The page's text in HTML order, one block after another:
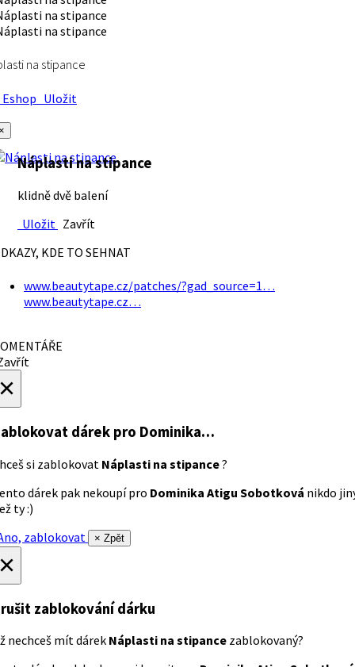
na stipance
Uložit
Náplasti na stipance
klidně dvě balení
Uložit Zavřít
KDE TO SEHNAT
www.beautytape.cz/patches/?gad_source=1…
www.beautytape.cz…
dárek pro Dominika…
si zablokovat Náplasti na stipance?
dárek pak nekoupí pro Dominika Atigu Sobotková nikdo
ty :)
zablokovat
× Zpět
zablokování dárku
nechceš mít dárek Náplasti na stipance zablokovaný?